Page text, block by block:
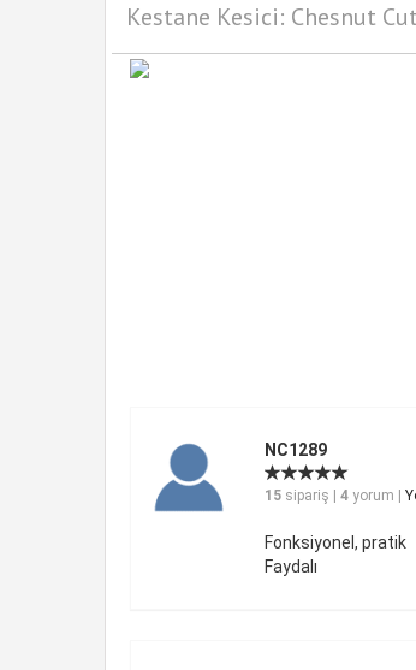
Kestane Kesici: Chesnut
NC1289
15 sipariş |4 yorum |
Fonksiyonel, pratik
Faydalı